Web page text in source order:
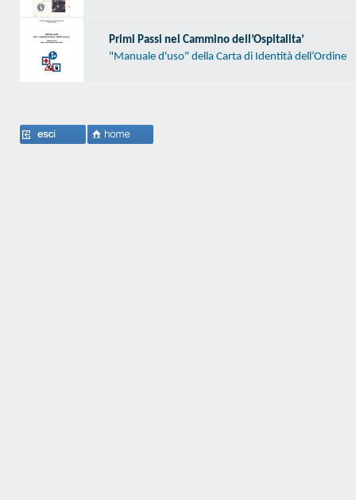
Primi Passi nel Cammino dell’Ospitalita’
"Manuale d'uso" della Carta di Identità dell’Ordine